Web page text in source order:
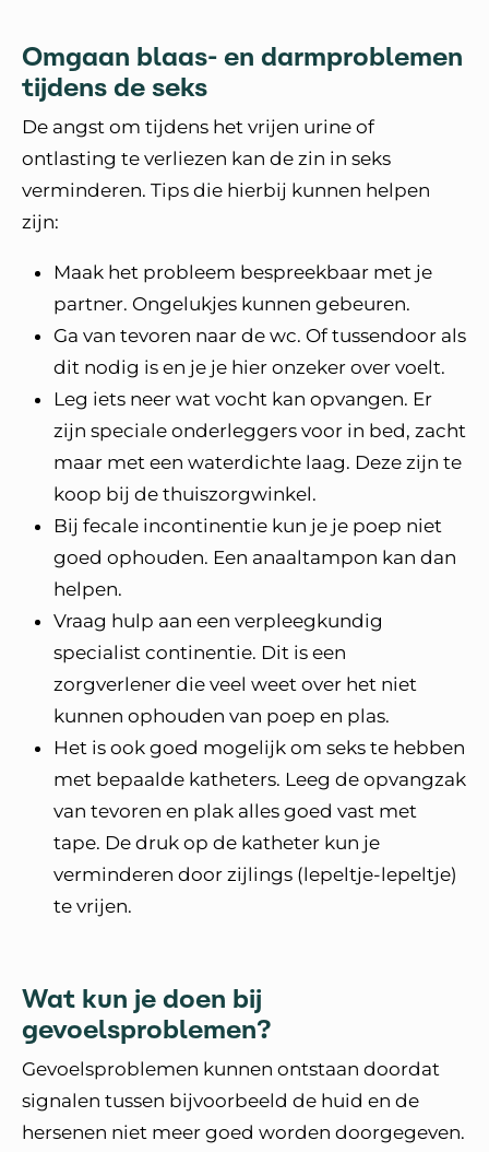
Omgaan blaas- en darmproblemen
tijdens de seks
De angst om tijdens het vrijen urine of
ontlasting te verliezen kan de zin in seks
verminderen. Tips die hierbij kunnen helpen
zijn:
Maak het probleem bespreekbaar met je
partner. Ongelukjes kunnen gebeuren.
Ga van tevoren naar de wc. Of tussendoor als
dit nodig is en je je hier onzeker over voelt.
Leg iets neer wat vocht kan opvangen. Er
zijn speciale onderleggers voor in bed, zacht
maar met een waterdichte laag. Deze zijn te
koop bij de thuiszorgwinkel.
Bij fecale incontinentie kun je je poep niet
goed ophouden. Een anaaltampon kan dan
helpen.
Vraag hulp aan een verpleegkundig
specialist continentie. Dit is een
zorgverlener die veel weet over het niet
kunnen ophouden van poep en plas.
Het is ook goed mogelijk om seks te hebben
met bepaalde katheters. Leeg de opvangzak
van tevoren en plak alles goed vast met
tape. De druk op de katheter kun je
verminderen door zijlings (lepeltje-lepeltje)
te vrijen.
Wat kun je doen bij
gevoelsproblemen?
Gevoelsproblemen kunnen ontstaan doordat
signalen tussen bijvoorbeeld de huid en de
hersenen niet meer goed worden doorgegeven.